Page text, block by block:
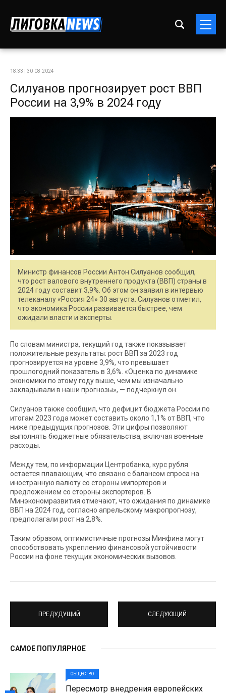
18:33 | 30-08-2024
Силуанов прогнозирует рост ВВП
России на 3,9% в 2024 году
Министр финансов России Антон Силуанов сообщил,
что рост валового внутреннего продукта (ВВП) страны в
2024 году составит 3,9%. Об этом он заявил в интервью
телеканалу «Россия 24» 30 августа. Силуанов отметил,
что экономика России развивается быстрее, чем
ожидали власти и эксперты.
По словам министра, текущий год также показывает
положительные результаты: рост ВВП за 2023 год
прогнозируется на уровне 3,9%, что превышает
прошлогодний показатель в 3,6%. «Оценка по динамике
экономики по этому году выше, чем мы изначально
закладывали в наши прогнозы», — подчеркнул он.
Силуанов также сообщил, что дефицит бюджета России по
итогам 2023 года может составить около 1,1% от ВВП, что
ниже предыдущих прогнозов. Эти цифры позволяют
выполнять бюджетные обязательства, включая военные
расходы.
Между тем, по информации Центробанка, курс рубля
остается плавающим, что связано с балансом спроса на
иностранную валюту со стороны импортеров и
предложением со стороны экспортеров. В
Минэкономразвития отмечают, что ожидания по динамике
ВВП на 2024 год, согласно апрельскому макропрогнозу,
предполагали рост на 2,8%.
Таким образом, оптимистичные прогнозы Минфина могут
способствовать укреплению финансовой устойчивости
России на фоне текущих экономических вызовов.
ПРЕДУДУЩИЙ СЛЕДУЮЩИЙ
САМОЕ ПОПУЛЯРНОЕ
ОБЩЕСТВО
Пересмотр внедрения европейских